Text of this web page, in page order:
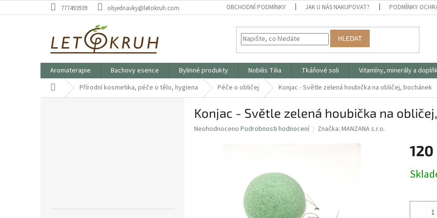
na
777493939 objednavky@letokruh.com OBCHODNÍ PODMÍNKY JAK U NÁS NAKUPOVAT? PODMÍNKY
HLEDAT
Aromaterapie Bachovy esence Bylinné produkty Nobilis Tilia Tkáňové soli Vitamíny, minerály a
Domů Přírodní kosmetika, péče o tělo, hygiena Péče o obličej Konjac - Světle zelená houbička na obličej, bochánek
Konjac - Světle zelená houbička na
Průměrné
Neohodnoceno Podrobnosti hodnocení Značka: MANZANA s.r.o.
120
cena: